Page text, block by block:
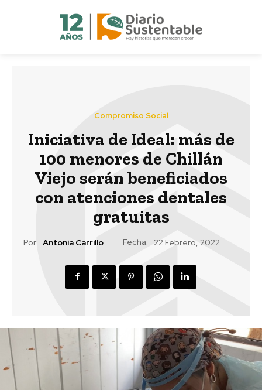
Compromiso Social
Iniciativa de Ideal: más de
100 menores de Chillán
Viejo serán beneficiados
con atenciones dentales
gratuitas
Por: Antonia Carrillo Fecha: 22 Febrero, 2022